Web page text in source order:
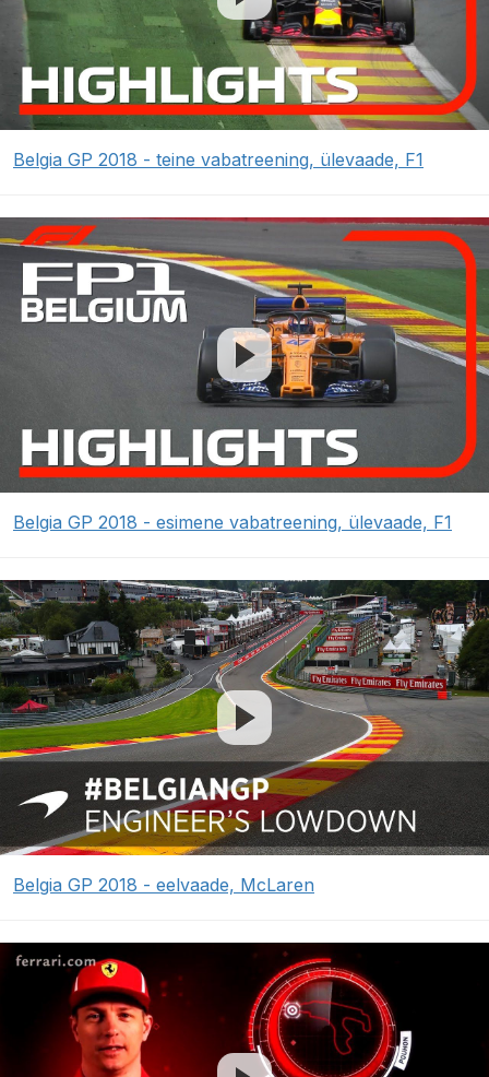
Belgia GP 2018 - teine vabatreening, ülevaade, F1
Belgia GP 2018 - esimene vabatreening, ülevaade, F1
Belgia GP 2018 - eelvaade, McLaren